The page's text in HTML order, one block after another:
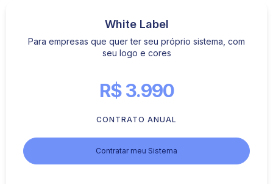
White Label
Para empresas que quer ter seu próprio sistema, com
seu logo e cores
R$ 3.990
CONTRATO ANUAL
Contratar meu Sistema